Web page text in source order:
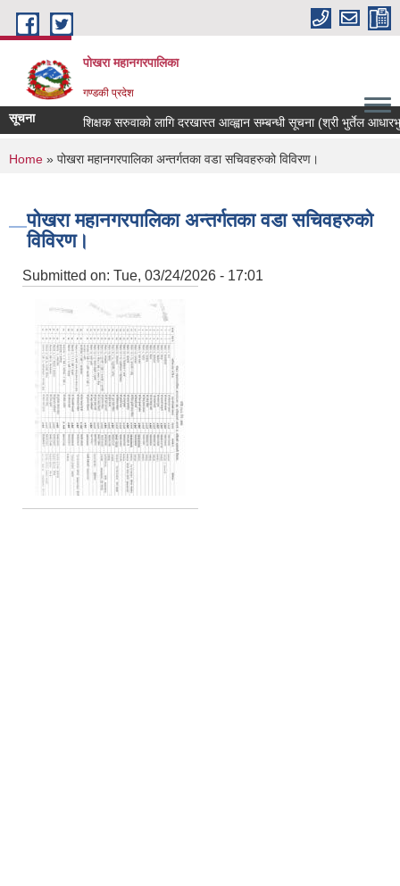
Skip to main content
पोखरा महानगरपालिका
गण्डकी प्रदेश
सूचना शिक्षक सरुवाको लागि दरखास्त आव्ह्वान सम्बन्धी सूचना (श्री भुर्तेल आधारभुत
You are here
Home » पोखरा महानगरपालिका अन्तर्गतका वडा सचिवहरुको विविरण।
पोखरा महानगरपालिका अन्तर्गतका वडा सचिवहरुको
विविरण।
Submitted on: Tue, 03/24/2026 - 17:01